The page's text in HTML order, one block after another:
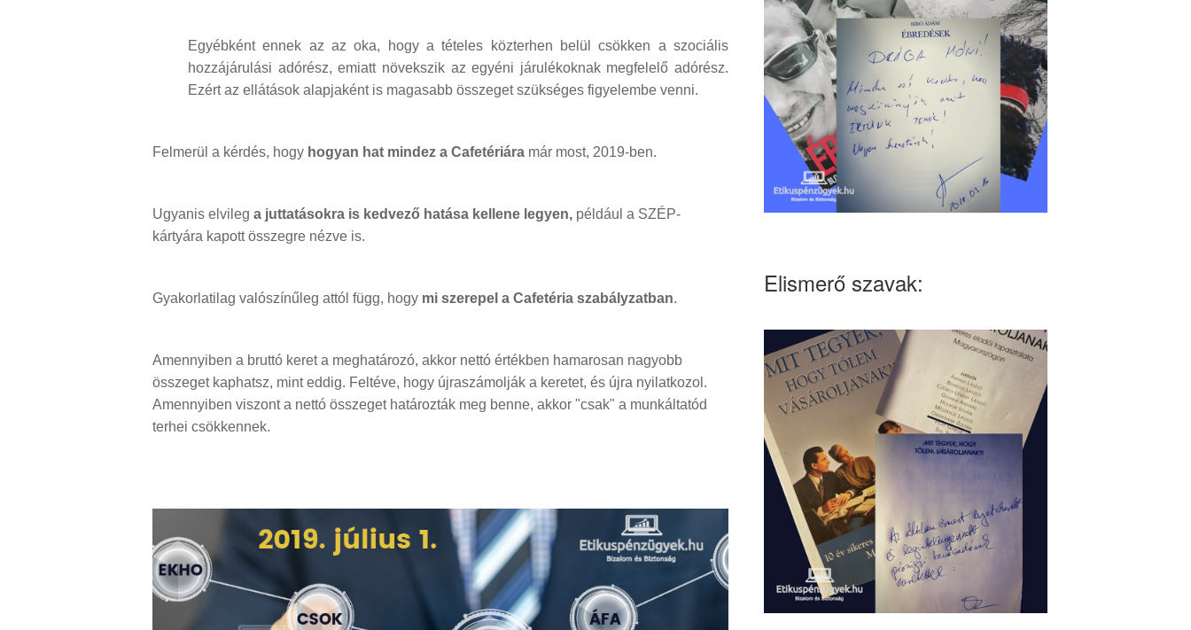
Egyébként ennek az az oka, hogy a tételes közterhen belül csökken a szociális
hozzájárulási adórész, emiatt növekszik az egyéni járulékoknak megfelelő adórész.
Ezért az ellátások alapjaként is magasabb összeget szükséges figyelembe venni.
Felmerül a kérdés, hogy hogyan hat mindez a Cafetériára már most, 2019-ben.
Ugyanis elvileg a juttatásokra is kedvező hatása kellene legyen, például a SZÉP-
kártyára kapott összegre nézve is.
Gyakorlatilag valószínűleg attól függ, hogy mi szerepel a Cafetéria szabályzatban.
Amennyiben a bruttó keret a meghatározó, akkor nettó értékben hamarosan nagyobb
összeget kaphatsz, mint eddig. Feltéve, hogy újraszámolják a keretet, és újra nyilatkozol.
Amennyiben viszont a nettó összeget határozták meg benne, akkor "csak" a munkáltatód
terhei csökkennek.
Elismerő szavak: